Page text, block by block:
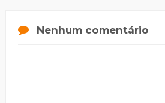
Nenhum comentário